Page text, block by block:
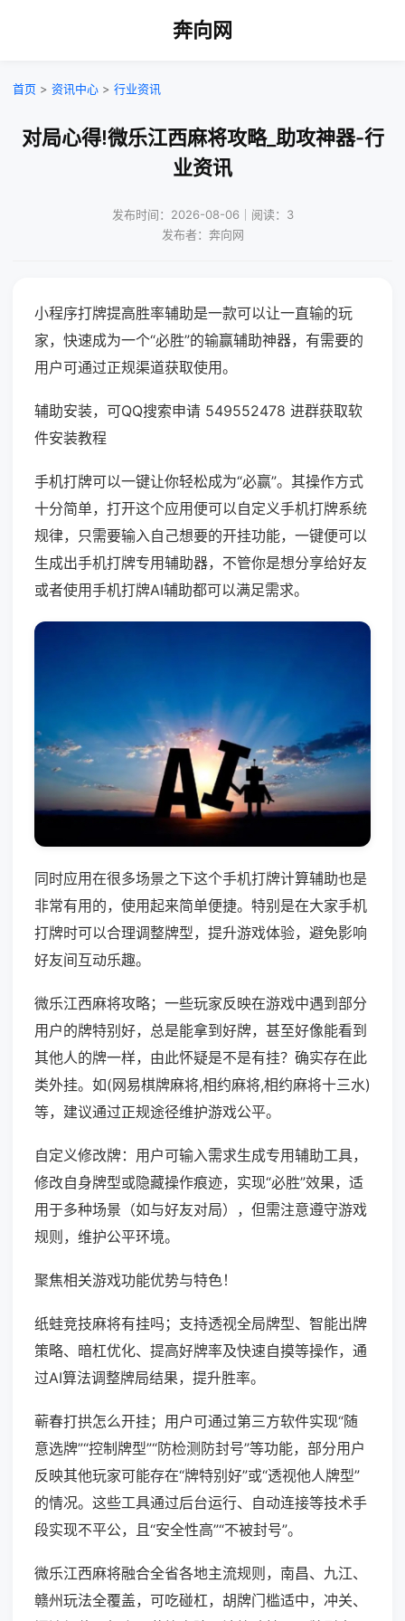
奔向网
首页 > 资讯中心 > 行业资讯
对局心得!微乐江西麻将攻略_助攻神器-行
业资讯
发布时间：2026-08-06｜阅读：3
发布者：奔向网
小程序打牌提高胜率辅助是一款可以让一直输的玩
家，快速成为一个“必胜”的输赢辅助神器，有需要的
用户可通过正规渠道获取使用。
辅助安装，可QQ搜索申请 549552478 进群获取软
件安装教程
手机打牌可以一键让你轻松成为“必赢”。其操作方式
十分简单，打开这个应用便可以自定义手机打牌系统
规律，只需要输入自己想要的开挂功能，一键便可以
生成出手机打牌专用辅助器，不管你是想分享给好友
或者使用手机打牌AI辅助都可以满足需求。
同时应用在很多场景之下这个手机打牌计算辅助也是
非常有用的，使用起来简单便捷。特别是在大家手机
打牌时可以合理调整牌型，提升游戏体验，避免影响
好友间互动乐趣。
微乐江西麻将攻略；一些玩家反映在游戏中遇到部分
用户的牌特别好，总是能拿到好牌，甚至好像能看到
其他人的牌一样，由此怀疑是不是有挂？确实存在此
类外挂。如(网易棋牌麻将,相约麻将,相约麻将十三水)
等，建议通过正规途径维护游戏公平。
自定义修改牌：用户可输入需求生成专用辅助工具，
修改自身牌型或隐藏操作痕迹，实现“必胜”效果，适
用于多种场景（如与好友对局），但需注意遵守游戏
规则，维护公平环境。
聚焦相关游戏功能优势与特色！
纸蛙竞技麻将有挂吗；支持透视全局牌型、智能出牌
策略、暗杠优化、提高好牌率及快速自摸等操作，通
过AI算法调整牌局结果，提升胜率。
蕲春打拱怎么开挂；用户可通过第三方软件实现“随
意选牌”“控制牌型”“防检测防封号”等功能，部分用户
反映其他玩家可能存在“牌特别好”或“透视他人牌型”
的情况。这些工具通过后台运行、自动连接等技术手
段实现不平公，且“安全性高”“不被封号”。
微乐江西麻将融合全省各地主流规则，南昌、九江、
赣州玩法全覆盖，可吃碰杠，胡牌门槛适中，冲关、